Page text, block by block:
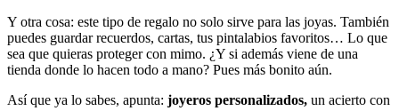
Y otra cosa: este tipo de regalo no solo sirve para las joyas. También
puedes guardar recuerdos, cartas, tus pintalabios favoritos… Lo que
sea que quieras proteger con mimo. ¿Y si además viene de una
tienda donde lo hacen todo a mano? Pues más bonito aún.
Así que ya lo sabes, apunta: joyeros personalizados, un acierto con